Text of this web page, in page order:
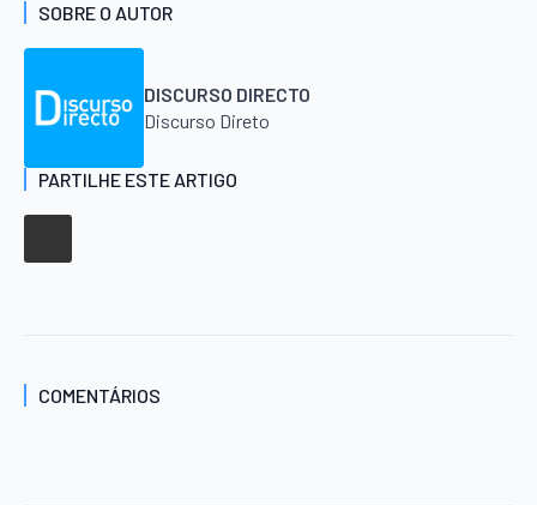
SOBRE O AUTOR
DISCURSO DIRECTO
Discurso Direto
PARTILHE ESTE ARTIGO
COMENTÁRIOS